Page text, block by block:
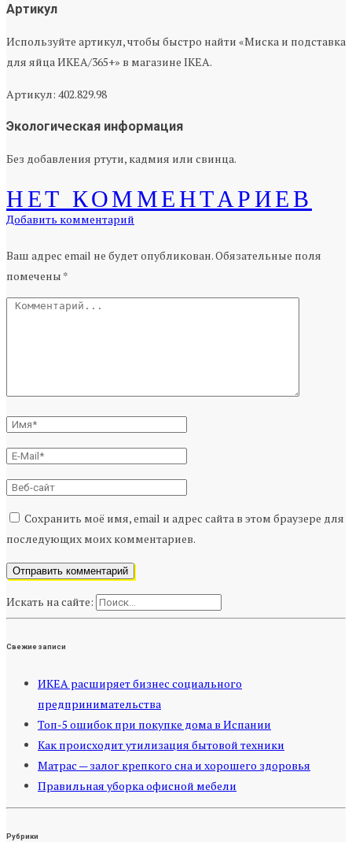
Артикул
Используйте артикул, чтобы быстро найти «Миска и подставка
для яйца ИКЕА/365+» в магазине IKEA.
Артикул: 402.829.98
Экологическая информация
Без добавления ртути, кадмия или свинца.
НЕТ КОММЕНТАРИЕВ
Добавить комментарий
Ваш адрес email не будет опубликован.Обязательные поля
помечены *
Сохранить моё имя, email и адрес сайта в этом браузере для
последующих моих комментариев.
Искать на сайте:
Свежие записи
ИКЕА расширяет бизнес социального
предпринимательства
Топ-5 ошибок при покупке дома в Испании
Как происходит утилизация бытовой техники
Матрас — залог крепкого сна и хорошего здоровья
Правильная уборка офисной мебели
Рубрики